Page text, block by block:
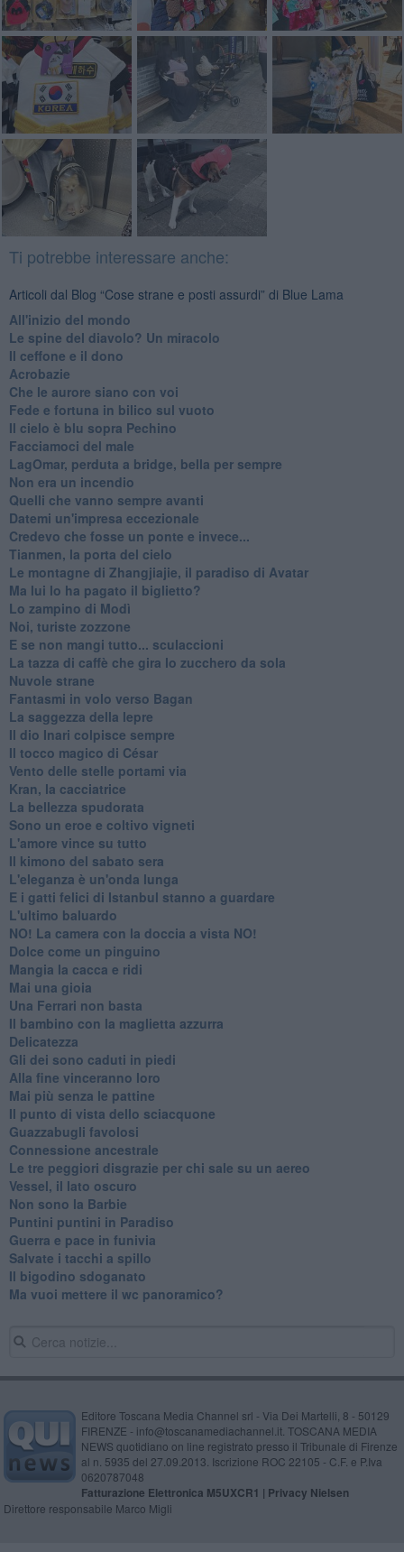
Ti potrebbe interessare anche:
Articoli dal Blog “Cose strane e posti assurdi” di Blue Lama
All'inizio del mondo
Le spine del diavolo? Un miracolo
Il ceffone e il dono
Acrobazie
Che le aurore siano con voi
Fede e fortuna in bilico sul vuoto
Il cielo è blu sopra Pechino
Facciamoci del male
LagOmar, perduta a bridge, bella per sempre
Non era un incendio
Quelli che vanno sempre avanti
Datemi un'impresa eccezionale
Credevo che fosse un ponte e invece...
Tianmen, la porta del cielo
Le montagne di Zhangjiajie, il paradiso di Avatar
Ma lui lo ha pagato il biglietto?
Lo zampino di Modì
Noi, turiste zozzone
E se non mangi tutto... sculaccioni
La tazza di caffè che gira lo zucchero da sola
Nuvole strane
Fantasmi in volo verso Bagan
La saggezza della lepre
Il dio Inari colpisce sempre
Il tocco magico di César
Vento delle stelle portami via
Kran, la cacciatrice
La bellezza spudorata
Sono un eroe e coltivo vigneti
L'amore vince su tutto
Il kimono del sabato sera
L'eleganza è un'onda lunga
E i gatti felici di Istanbul stanno a guardare
L'ultimo baluardo
NO! La camera con la doccia a vista NO!
Dolce come un pinguino
Mangia la cacca e ridi
Mai una gioia
Una Ferrari non basta
Il bambino con la maglietta azzurra
Delicatezza
Gli dei sono caduti in piedi
Alla fine vinceranno loro
Mai più senza le pattine
Il punto di vista dello sciacquone
Guazzabugli favolosi
Connessione ancestrale
Le tre peggiori disgrazie per chi sale su un aereo
Vessel, il lato oscuro
Non sono la Barbie
Puntini puntini in Paradiso
Guerra e pace in funivia
Salvate i tacchi a spillo
Il bigodino sdoganato
Ma vuoi mettere il wc panoramico?
Editore Toscana Media Channel srl - Via Dei Martelli, 8 - 50129
FIRENZE - info@toscanamediachannel.it. TOSCANA MEDIA
NEWS quotidiano on line registrato presso il Tribunale di Firenze
al n. 5935 del 27.09.2013. Iscrizione ROC 22105 - C.F. e P.Iva
0620787048
Fatturazione Elettronica M5UXCR1 | Privacy Nielsen
Direttore responsabile Marco Migli